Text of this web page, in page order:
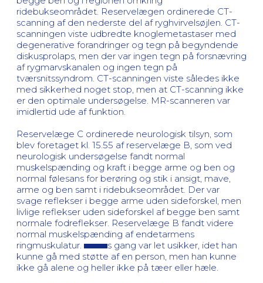
ridebukseområdet. Reservelægen ordinerede CT-
scanning af den nederste del af ryghvirvelsøjlen. CT-
scanningen viste udbredte knoglemetastaser med
degenerative forandringer og tegn på begyndende
diskusprolaps, men der var ingen tegn på forsnævring
af rygmarvskanalen og ingen tegn på
tværsnitssyndrom. CT-scanningen viste således ikke
med sikkerhed noget stop, men at CT-scanning ikke
er den optimale undersøgelse. MR-scanneren var
imidlertid ude af funktion.
Reservelæge C ordinerede neurologisk tilsyn, som
blev foretaget kl. 15.55 af reservelæge B, som ved
neurologisk undersøgelse fandt normal
muskelspænding og kraft i begge arme og ben og
normal følesans for berøring og stik i ansigt, mave,
arme og ben samt i ridebukseområdet. Der var
svage reflekser i begge arme uden sideforskel, men
livlige reflekser uden sideforskel af begge ben samt
normale fodreflekser. Reservelæge B fandt videre
normal muskelspænding af endetarmens
ringmuskulatur.
s gang var let usikker, idet han
kunne gå med støtte af en person, men han kunne
ikke gå alene og heller ikke på tæer eller hæle.